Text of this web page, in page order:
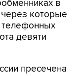
в
которые
телефонных
девяти
пресечена